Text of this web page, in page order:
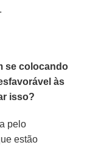
se colocando
às
isso?
pelo
estão